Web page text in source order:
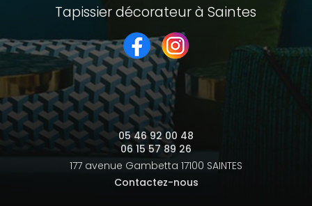
Tapissier décorateur à Saintes
05 46 92 00 48
06 15 57 89 26
177 avenue Gambetta 17100 SAINTES
Contactez-nous